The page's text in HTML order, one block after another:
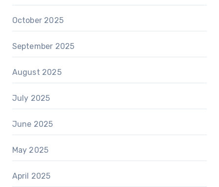
October 2025
September 2025
August 2025
July 2025
June 2025
May 2025
April 2025